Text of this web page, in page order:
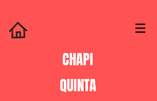
CHAPI
QUINTA